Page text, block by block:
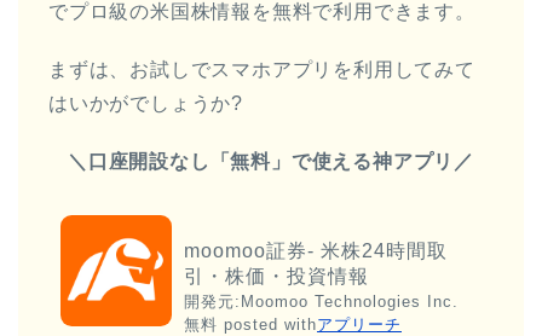
でプロ級の米国株情報を無料で利用できます。
まずは、お試しでスマホアプリを利用してみて
はいかがでしょうか?
＼口座開設なし「無料」で使える神アプリ／
moomoo証券- 米株24時間取
引・株価・投資情報
開発元: Moomoo Technologies Inc.
無料 posted withアプリーチ